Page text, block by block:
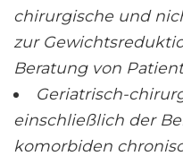
chirurgische und
zur
Beratung von
Geriatrisch-
einschließlich der
komorbiden